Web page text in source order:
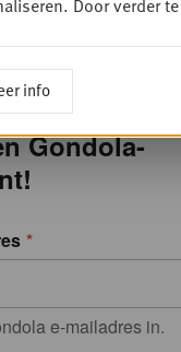
Gratis
Gondola-
e-mailadres in.
Door verder
info